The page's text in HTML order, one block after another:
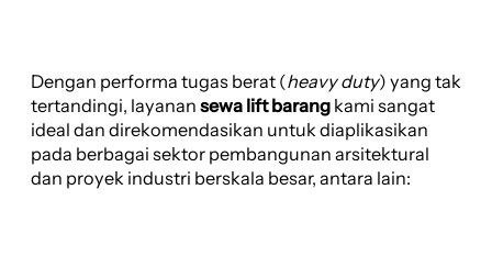
Dengan performa tugas berat (heavy duty) yang tak
tertandingi, layanan sewa lift barang kami sangat
ideal dan direkomendasikan untuk diaplikasikan
pada berbagai sektor pembangunan arsitektural
dan proyek industri berskala besar, antara lain: